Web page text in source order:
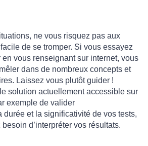
ne vous risquez pas aux
de se tromper. Si vous essayez
vous renseignant sur internet, vous
dans de nombreux concepts et
Laissez vous plutôt guider !
solution actuellement accessible sur
exemple de valider
durée et la significativité de vos tests,
d’interpréter vos résultats.